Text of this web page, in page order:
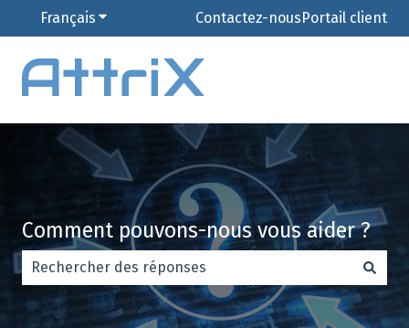
Français Afficher le sous-menu pour les traductions
Contactez-nousPortail client
Comment pouvons-nous vous aider ?
Il n'y a aucune suggestion car le champ de recherche